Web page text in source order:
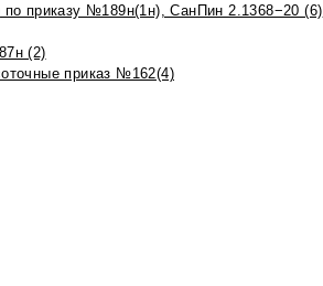
приказу №189н(1н), СанПин 2.1368−20 (6)
(2)
приказ №162(4)